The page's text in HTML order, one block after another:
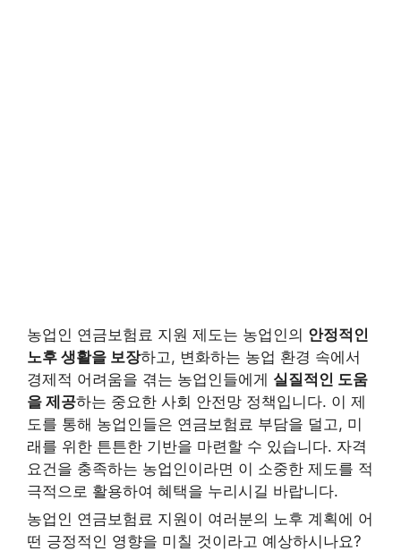
농업인 연금보험료 지원 제도는 농업인의 안정적인
노후 생활을 보장하고, 변화하는 농업 환경 속에서
경제적 어려움을 겪는 농업인들에게 실질적인 도움
을 제공하는 중요한 사회 안전망 정책입니다. 이 제
도를 통해 농업인들은 연금보험료 부담을 덜고, 미
래를 위한 튼튼한 기반을 마련할 수 있습니다. 자격
요건을 충족하는 농업인이라면 이 소중한 제도를 적
극적으로 활용하여 혜택을 누리시길 바랍니다.
농업인 연금보험료 지원이 여러분의 노후 계획에 어
떤 긍정적인 영향을 미칠 것이라고 예상하시나요?